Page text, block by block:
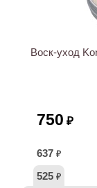
Воск-уход
750 ₽
637 ₽
525 ₽